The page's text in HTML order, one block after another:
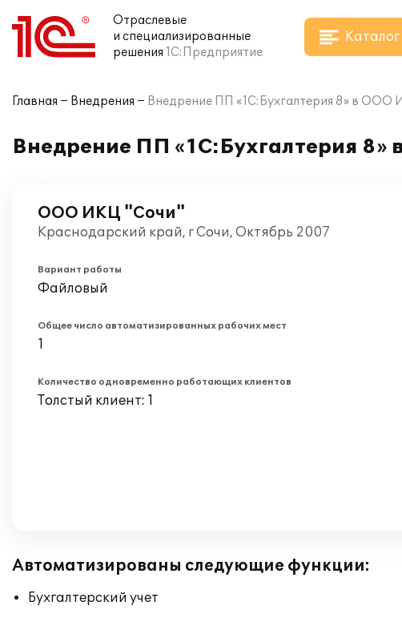
Отраслевые
и специализированные
решения 1С:Предприятие
Каталог
Главная Внедрения Внедрение ПП «1С:Бухгалтерия 8» в ООО
Внедрение ПП «1С:Бухгалтерия
ООО ИКЦ "Сочи"
Краснодарский край, г Сочи, Октябрь 2007
Вариант работы
Файловый
Общее число автоматизированных рабочих мест
1
Количество одновременно работающих клиентов
Толстый клиент: 1
Автоматизированы следующие функции:
Бухгалтерский учет